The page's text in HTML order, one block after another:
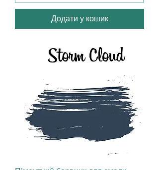
Додати у кошик